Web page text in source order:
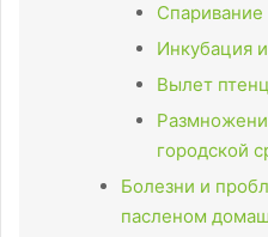
Спаривание
Инкубация
Вылет
городской
Болезни и
пасленом